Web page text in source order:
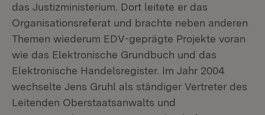
das Justizministerium. Dort leitete er das
Organisationsreferat und brachte neben anderen
Themen wiederum EDV-geprägte Projekte voran
wie das Elektronische Grundbuch und das
Elektronische Handelsregister. Im Jahr 2004
wechselte Jens Gruhl als ständiger Vertreter des
Leitenden Oberstaatsanwalts und